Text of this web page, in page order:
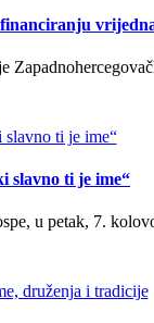
slavno ti je ime“
u petak, 7.